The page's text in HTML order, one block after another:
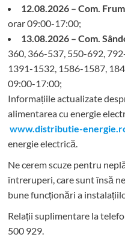
12.08.2026 – Com.
orar 09:00-17:00;
13.08.2026 – Com.
360, 366-537, 550-692,
1391-1532, 1586-1587,
09:00-17:00;
Informațiile actualizate
alimentarea cu energie
www.distributie-
energie electrică.
Ne cerem scuze pentru
întreruperi, care sunt însă
bune funcționări a
Relații suplimentare la tel
500 929.